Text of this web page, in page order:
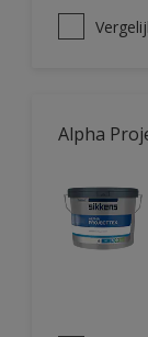
Alpha